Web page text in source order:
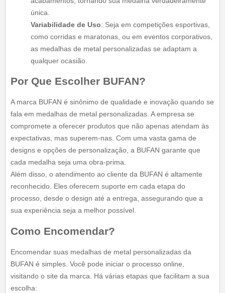
única.
Variabilidade de Uso: Seja em competições esportivas,
como corridas e maratonas, ou em eventos corporativos,
as medalhas de metal personalizadas se adaptam a
qualquer ocasião.
Por Que Escolher BUFAN?
A marca BUFAN é sinônimo de qualidade e inovação quando se
fala em medalhas de metal personalizadas. A empresa se
compromete a oferecer produtos que não apenas atendam às
expectativas, mas superem-nas. Com uma vasta gama de
designs e opções de personalização, a BUFAN garante que
cada medalha seja uma obra-prima.
Além disso, o atendimento ao cliente da BUFAN é altamente
reconhecido. Eles oferecem suporte em cada etapa do
processo, desde o design até a entrega, assegurando que a
sua experiência seja a melhor possível.
Como Encomendar?
Encomendar suas medalhas de metal personalizadas da
BUFAN é simples. Você pode iniciar o processo online,
visitando o site da marca. Há várias etapas que facilitam a sua
escolha: